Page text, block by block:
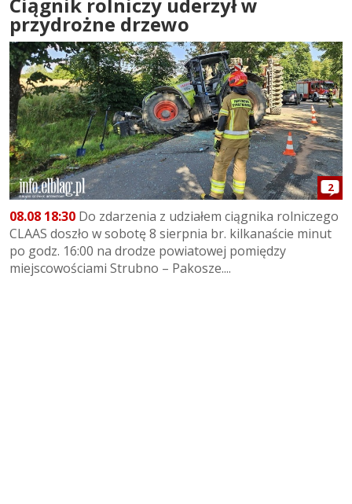
przydrożne drzewo
2
08.08 18:30 Do zdarzenia z udziałem ciągnika rolniczego
CLAAS doszło w sobotę 8 sierpnia br. kilkanaście minut
po godz. 16:00 na drodze powiatowej pomiędzy
miejscowościami Strubno – Pakosze....